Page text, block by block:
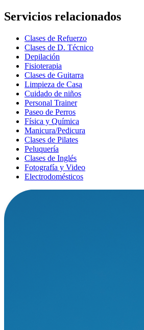
Servicios relacionados
Clases de Refuerzo
Clases de D. Técnico
Depilación
Fisioterapia
Clases de Guitarra
Limpieza de Casa
Cuidado de niños
Personal Trainer
Paseo de Perros
Física y Química
Manicura/Pedicura
Clases de Pilates
Peluquería
Clases de Inglés
Fotografía y Video
Electrodomésticos